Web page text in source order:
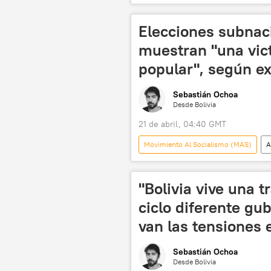
Rodrigo Paz
BRICS
Elecciones
muestran "una
popular", según
Sebastián Ochoa
Desde Bolivia
21 de abril, 04:40 GMT
Movimiento Al Socialismo (MAS)
Evo Morales
La Paz
"Bolivia vive una
ciclo diferente
van las tensiones
Sebastián Ochoa
Desde Bolivia